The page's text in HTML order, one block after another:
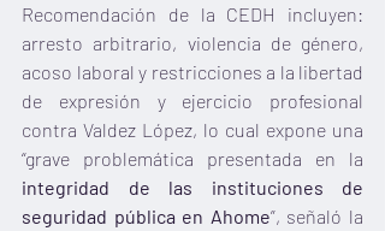
Recomendación de la CEDH incluyen:
arresto arbitrario, violencia de género,
acoso laboral y restricciones a la libertad
de expresión y ejercicio profesional
contra Valdez López, lo cual expone una
integridad de las instituciones de
seguridad pública en Ahome”, señaló la